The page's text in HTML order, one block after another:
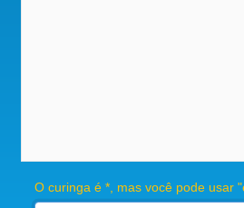
O curinga é *, mas você pode usar